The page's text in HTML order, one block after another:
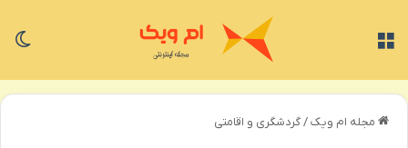
مجله ام ویک/گردشگری و اقامتی